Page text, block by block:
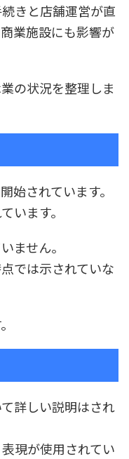
きと店舗運営が直
業施設にも影響が
の状況を整理しま
始されています。
います。
ません。
では示されていな
詳しい説明はされ
現が使用されてい